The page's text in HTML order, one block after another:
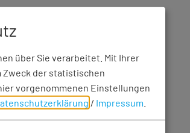
Passbilder
über Sie verarbeitet. Mit Ihrer
Zweck der statistischen
vorgenommenen Einstellungen
/ Impressum